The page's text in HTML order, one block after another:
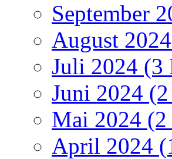
September
August
Juli 2024 (3
Juni 2024
Mai 2024 (2
April 2024